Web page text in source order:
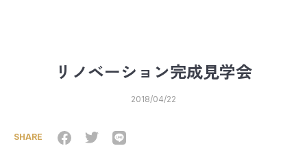
リノベーション完成見学会
2018/04/22
SHARE